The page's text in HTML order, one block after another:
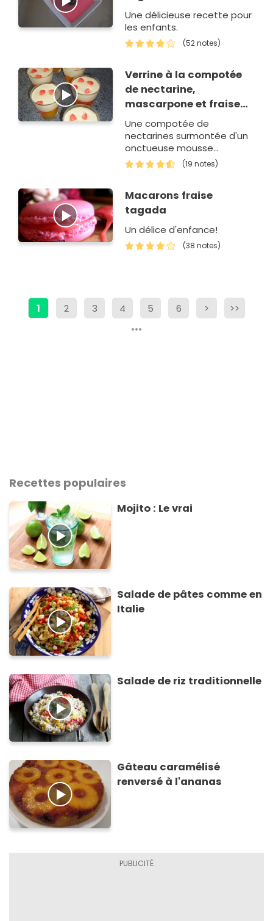
Une délicieuse recette pour
les enfants.
(52 notes)
Verrine à la compotée
de nectarine,
mascarpone et fraise
tagada
Une compotée de
nectarines surmontée d'un
onctueuse mousse
mascarpone.(19 notes)
Macarons fraise
tagada
Un délice d'enfance!
(38 notes)
1 2 3 4 5 6 > >>
Recettes populaires
Mojito : Le vrai
Salade de pâtes comme en
Italie
Salade de riz traditionnelle
Gâteau caramélisé
renversé à l'ananas